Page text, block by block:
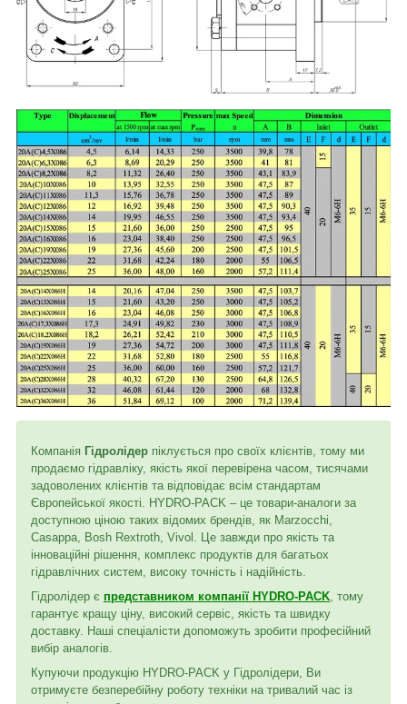
Компанія Гідролідер піклується про своїх клієнтів, тому ми
продаємо гідравліку, якість якої перевірена часом, тисячами
задоволених клієнтів та відповідає всім стандартам
Європейської якості. HYDRO-PACK – це товари-аналоги за
доступною ціною таких відомих брендів, як Marzocchi,
Casappa, Bosh Rextroth, Vivol. Це завжди про якість та
інноваційні рішення, комплекс продуктів для багатьох
гідравлічних систем, високу точність і надійність.
Гідролідер є представником компанії HYDRO-PACK, тому
гарантує кращу ціну, високий сервіс, якість та швидку
доставку. Наші спеціалісти допоможуть зробити професійний
вибір аналогів.
Купуючи продукцію HYDRO-PACK у Гідролідери, Ви
отримуєте безперебійну роботу техніки на тривалий час із